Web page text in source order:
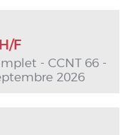
F
- CCNT 66 -
2026